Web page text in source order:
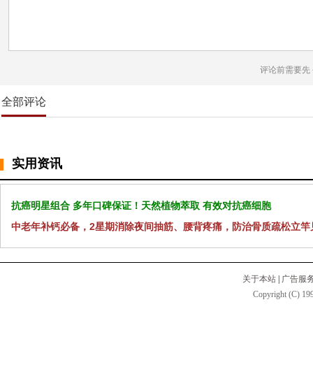
评论前需要先
全部评论
实用资讯
抗癌明星组合 多年口碑保证！天然植物萃取 有效对抗癌细胞
中老年补钙必备，2星期消除夜间抽筋、腰背疼痛，防治骨质疏松立竿
关于本站
广告服
Copyright (C)